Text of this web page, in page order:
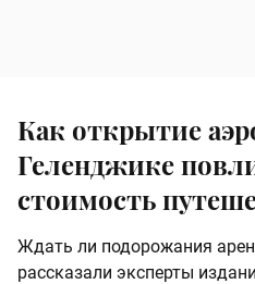
Как открытие
Геленджике
стоимость
Ждать ли подорожания
рассказали эксперты